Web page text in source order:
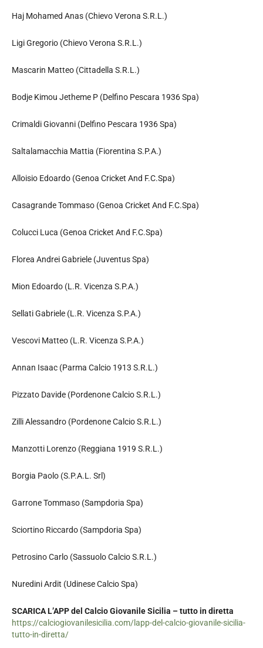
Haj Mohamed Anas (Chievo Verona S.R.L.)
Ligi Gregorio (Chievo Verona S.R.L.)
Mascarin Matteo (Cittadella S.R.L.)
Bodje Kimou Jetheme P (Delfino Pescara 1936 Spa)
Crimaldi Giovanni (Delfino Pescara 1936 Spa)
Saltalamacchia Mattia (Fiorentina S.P.A.)
Alloisio Edoardo (Genoa Cricket And F.C.Spa)
Casagrande Tommaso (Genoa Cricket And F.C.Spa)
Colucci Luca (Genoa Cricket And F.C.Spa)
Florea Andrei Gabriele (Juventus Spa)
Mion Edoardo (L.R. Vicenza S.P.A.)
Sellati Gabriele (L.R. Vicenza S.P.A.)
Vescovi Matteo (L.R. Vicenza S.P.A.)
Annan Isaac (Parma Calcio 1913 S.R.L.)
Pizzato Davide (Pordenone Calcio S.R.L.)
Zilli Alessandro (Pordenone Calcio S.R.L.)
Manzotti Lorenzo (Reggiana 1919 S.R.L.)
Borgia Paolo (S.P.A.L. Srl)
Garrone Tommaso (Sampdoria Spa)
Sciortino Riccardo (Sampdoria Spa)
Petrosino Carlo (Sassuolo Calcio S.R.L.)
Nuredini Ardit (Udinese Calcio Spa)
SCARICA L’APP del Calcio Giovanile Sicilia – tutto in diretta
https://calciogiovanilesicilia.com/lapp-del-calcio-giovanile-sicilia-
tutto-in-diretta/